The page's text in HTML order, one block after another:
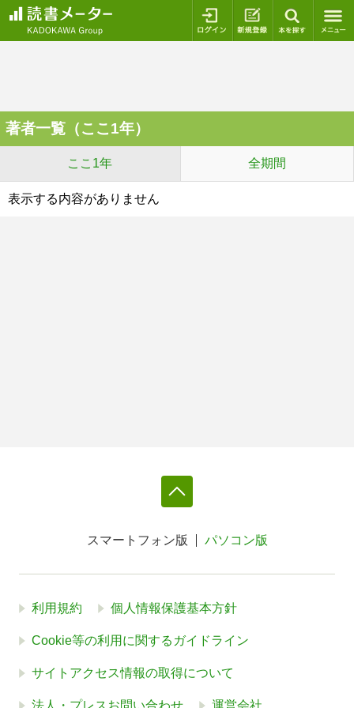
ログイン 新規登録
著者一覧（ここ1年）
ここ1年 全期間
表示する内容がありません
スマートフォン版 パソコン版
利用規約 個人情報保護基本方針
Cookie等の利用に関するガイドライン
サイトアクセス情報の取得について
法人・プレスお問い合わせ 運営会社